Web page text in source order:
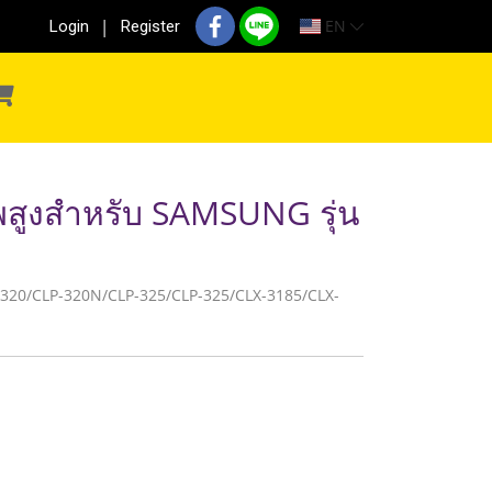
Login Register EN
สำหรับ SAMSUNG รุ่น
CLP-320N/CLP-325/CLP-325/CLX-3185/CLX-